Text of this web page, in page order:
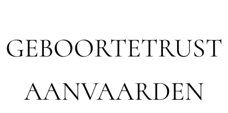
GEBOORTETRUST
AANVAARDEN